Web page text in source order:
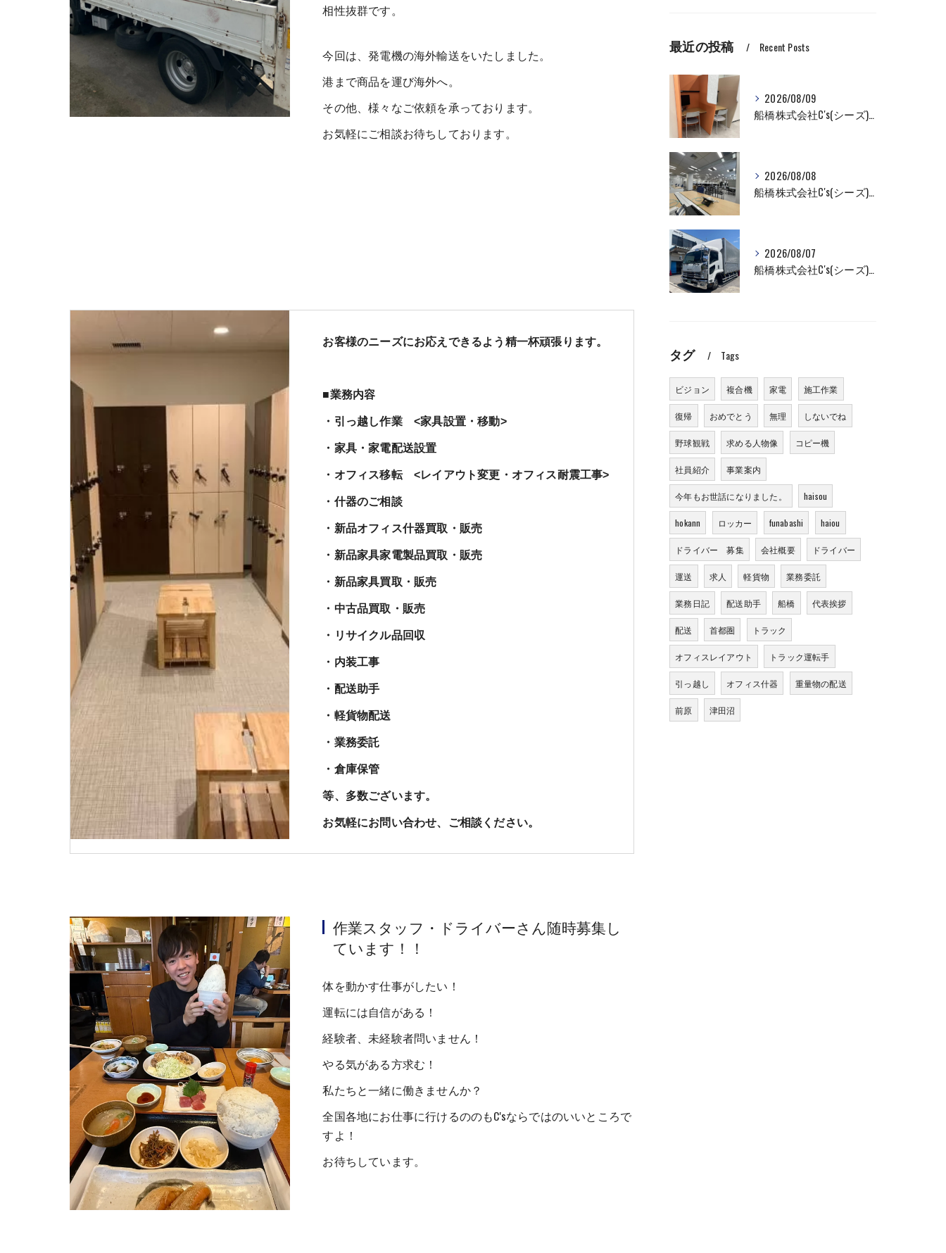
相性抜群です。
今回は、発電機の海外輸送をいたしました。
港まで商品を運び海外へ。
その他、様々なご依頼を承っております。
お気軽にご相談お待ちしております。
お客様のニーズにお応えできるよう精一杯頑張ります。
■業務内容
・引っ越し作業 <家具設置・移動>
・家具・家電配送設置
・オフィス移転 <レイアウト変更・オフィス耐震工事>
・什器のご相談
・新品オフィス什器買取・販売
・新品家具家電製品買取・販売
・新品家具買取・販売
・中古品買取・販売
・リサイクル品回収
・内装工事
・配送助手
・軽貨物配送
・業務委託
・倉庫保管
等、多数ございます。
お気軽にお問い合わせ、ご相談ください。
作業スタッフ・ドライバーさん随時募集し
ています！！
体を動かす仕事がしたい！
運転には自信がある！
経験者、未経験者問いません！
やる気がある方求む！
私たちと一緒に働きませんか？
全国各地にお仕事に行けるののもC'sならではのいいところで
すよ！
お待ちしています。
最近の投稿 Recent Posts
2026/08/09
船橋株式会社C's(シーズ)商品の配送ならお任せください！
2026/08/08
船橋株式会社C's(シーズ)オフィス什器の配送設置作業ならお任せください！
2026/08/07
船橋株式会社C's(シーズ)家具家電配送なら私たちにお任せください！
タグ Tags
ビジョン 複合機 家電 施工作業
復帰 おめでとう 無理 しないでね
野球観戦 求める人物像 コピー機
社員紹介 事業案内
今年もお世話になりました。 haisou
hokann ロッカー funabashi haiou
ドライバー 募集 会社概要 ドライバー
運送 求人 軽貨物 業務委託
業務日記 配送助手 船橋 代表挨拶
配送 首都圏 トラック
オフィスレイアウト トラック運転手
引っ越し オフィス什器 重量物の配送
前原 津田沼